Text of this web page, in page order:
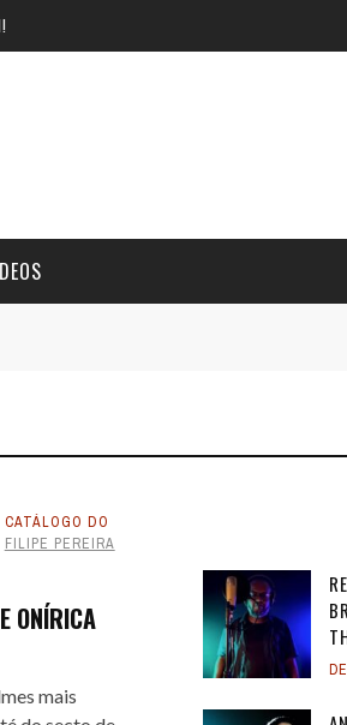
DE SPOILER #150 -
LITTLE NICKY - UM DIABO
ANJOS
LITTLE NICKY - UM DIABO
ANJOS
- A PRISÃO DOS
DICAS #09 - GOTHAM
CATÁLOGO DO
FILIPE PEREIRA
ONÍRICA
mais